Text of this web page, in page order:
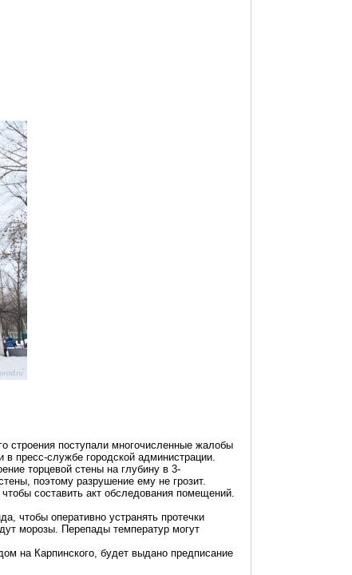
строения поступали многочисленные жалобы
в пресс-службе городской администрации.
торцевой стены на глубину в 3-
поэтому разрушение ему не грозит.
составить акт обследования помещений.
чтобы оперативно устранять протечки
морозы. Перепады температур могут
на Карпинского, будет выдано предписание